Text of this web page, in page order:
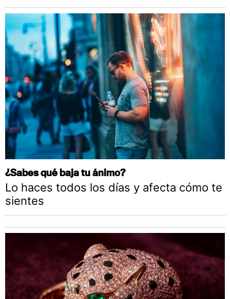
¿Sabes qué baja tu ánimo?
Lo haces todos los días y afecta cómo te
sientes